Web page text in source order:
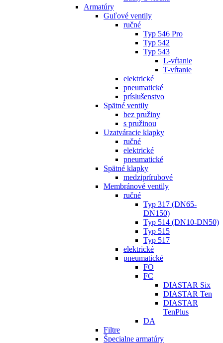
Armatúry
Guľové ventily
ručné
Typ 546 Pro
Typ 542
Typ 543
L-vŕtanie
T-vŕtanie
elektrické
pneumatické
príslušenstvo
Spätné ventily
bez pružiny
s pružinou
Uzatváracie klapky
ručné
elektrické
pneumatické
Spätné klapky
medziprírubové
Membránové ventily
ručné
Typ 317 (DN65-
DN150)
Typ 514 (DN10-DN50)
Typ 515
Typ 517
elektrické
pneumatické
FO
FC
DIASTAR Six
DIASTAR Ten
DIASTAR
TenPlus
DA
Filtre
Špecialne armatúry